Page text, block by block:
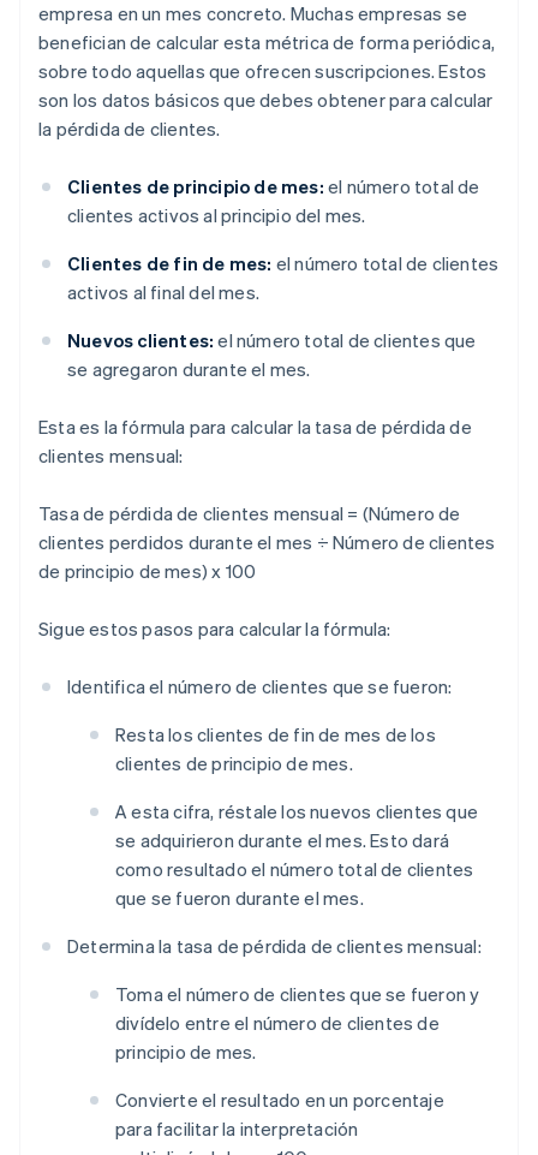
empresa en un mes concreto. Muchas empresas se
benefician de calcular esta métrica de forma periódica,
sobre todo aquellas que ofrecen suscripciones. Estos
son los datos básicos que debes obtener para calcular
la pérdida de clientes.
Clientes de principio de mes: el número total de
clientes activos al principio del mes.
Clientes de fin de mes: el número total de clientes
activos al final del mes.
Nuevos clientes: el número total de clientes que
se agregaron durante el mes.
Esta es la fórmula para calcular la tasa de pérdida de
clientes mensual:
Tasa de pérdida de clientes mensual = (Número de
clientes perdidos durante el mes ÷ Número de clientes
de principio de mes) x 100
Sigue estos pasos para calcular la fórmula:
Identifica el número de clientes que se fueron:
Resta los clientes de fin de mes de los
clientes de principio de mes.
A esta cifra, réstale los nuevos clientes que
se adquirieron durante el mes. Esto dará
como resultado el número total de clientes
que se fueron durante el mes.
Determina la tasa de pérdida de clientes mensual:
Toma el número de clientes que se fueron y
divídelo entre el número de clientes de
principio de mes.
Convierte el resultado en un porcentaje
para facilitar la interpretación